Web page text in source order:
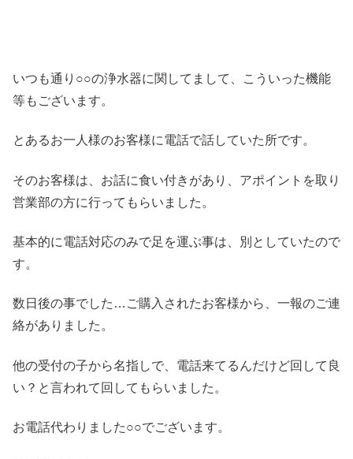
いつも通り○○の浄水器に関してまして、こういった機能
等もございます。
とあるお一人様のお客様に電話で話していた所です。
そのお客様は、お話に食い付きがあり、アポイントを取り
営業部の方に行ってもらいました。
基本的に電話対応のみで足を運ぶ事は、別としていたので
す。
数日後の事でした…ご購入されたお客様から、一報のご連
絡がありました。
他の受付の子から名指しで、電話来てるんだけど回して良
い？と言われて回してもらいました。
お電話代わりました○○でございます。